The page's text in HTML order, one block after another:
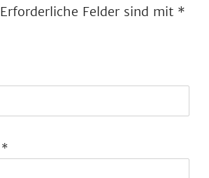
Erforderliche Felder sind mit *
*